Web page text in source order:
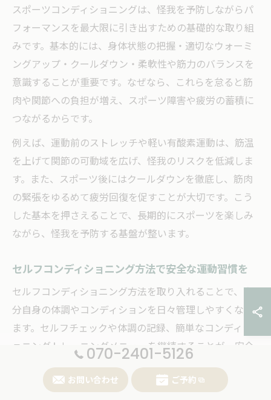
スポーツコンディショニングは、怪我を予防しながらパ
フォーマンスを最大限に引き出すための基礎的な取り組
みです。基本的には、身体状態の把握・適切なウォーミ
ングアップ・クールダウン・柔軟性や筋力のバランスを
意識することが重要です。なぜなら、これらを怠ると筋
肉や関節への負担が増え、スポーツ障害や疲労の蓄積に
つながるからです。
例えば、運動前のストレッチや軽い有酸素運動は、筋温
を上げて関節の可動域を広げ、怪我のリスクを低減しま
す。また、スポーツ後にはクールダウンを徹底し、筋肉
の緊張をゆるめて疲労回復を促すことが大切です。こう
した基本を押さえることで、長期的にスポーツを楽しみ
ながら、怪我を予防する基盤が整います。
セルフコンディショニング方法で安全な運動習慣を
セルフコンディショニング方法を取り入れることで、自
分自身の体調やコンディションを日々管理しやすくなり
ます。セルフチェックや体調の記録、簡単なコンディシ
ョニングトレーニングメニューを継続することが、安全
な運動習慣の確立につながります。特に、スポーツ前後
のセルフケアを意識することが重要です。
070-2401-5126
お問い合わせ ご予約